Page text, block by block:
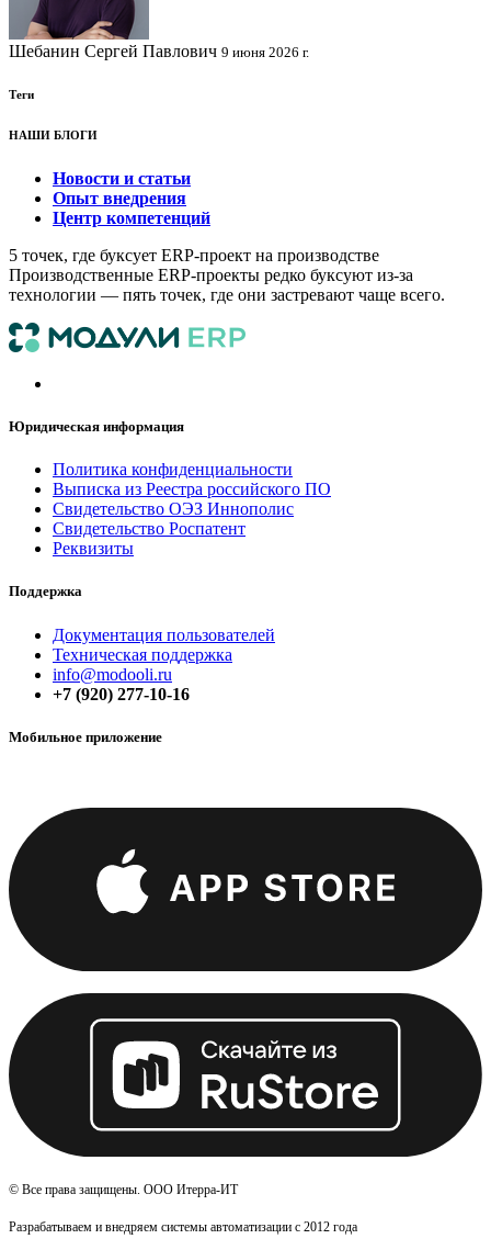
Шебанин Сергей Павлович 9 июня 2026 г.
Теги
НАШИ БЛОГИ
Новости и статьи
Опыт внедрения
Центр компетенций
5 точек, где буксует ERP-проект на производстве
Производственные ERP-проекты редко буксуют из-за
технологии — пять точек, где они застревают чаще всего.
Юридическая информация
Политика конфиденциальнос​​ти
Выписка из Реестра российского ПО
Свидетельство ОЭЗ Иннополис
Свидетельство Роспатент
Реквизиты
Поддержка
Документация пользователей
Техническая поддержка
info@modooli.ru
+7 (920) 277-10-16
Мобильное приложение
© Все права защищены. ООО Итерра-ИТ
Разрабатываем и внедряем системы автоматизации с 2012 года